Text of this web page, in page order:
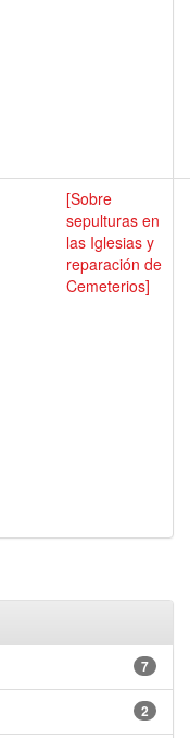
[Sobre
sepulturas en
las Iglesias y
reparación de
Cemeterios]
7
2